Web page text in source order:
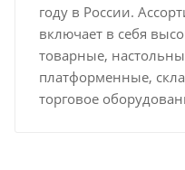
году в России.
включает в себя
товарные,
платформенные,
торговое